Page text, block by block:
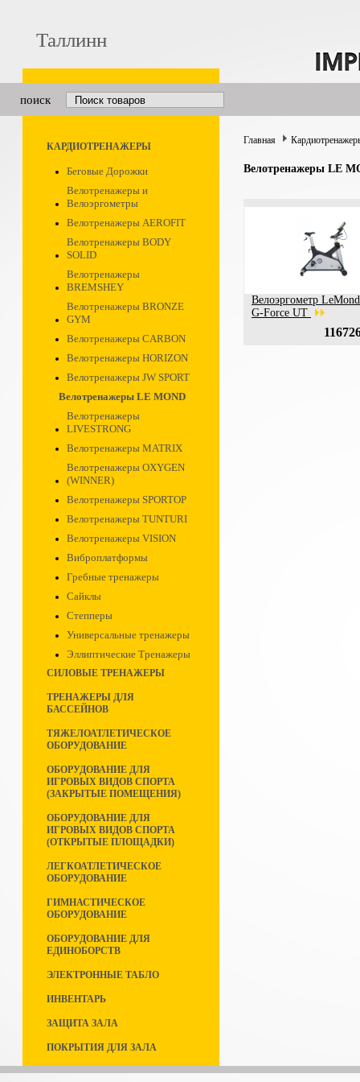
Таллинн
поиск
КАРДИОТРЕНАЖЕРЫ
Беговые Дорожки
Велотренажеры и
Велоэргометры
Велотренажеры AEROFIT
Велотренажеры BODY
SOLID
Велотренажеры
BREMSHEY
Велотренажеры BRONZE
GYM
Велотренажеры CARBON
Велотренажеры HORIZON
Велотренажеры JW SPORT
Велотренажеры LE MOND
Велотренажеры
LIVESTRONG
Велотренажеры MATRIX
Велотренажеры OXYGEN
(WINNER)
Велотренажеры SPORTOP
Велотренажеры TUNTURI
Велотренажеры VISION
Виброплатформы
Гребные тренажеры
Сайклы
Степперы
Универсальные тренажеры
Эллиптические Тренажеры
СИЛОВЫЕ ТРЕНАЖЕРЫ
ТРЕНАЖЕРЫ ДЛЯ
БАССЕЙНОВ
ТЯЖЕЛОАТЛЕТИЧЕСКОЕ
ОБОРУДОВАНИЕ
ОБОРУДОВАНИЕ ДЛЯ
ИГРОВЫХ ВИДОВ СПОРТА
(ЗАКРЫТЫЕ ПОМЕЩЕНИЯ)
ОБОРУДОВАНИЕ ДЛЯ
ИГРОВЫХ ВИДОВ СПОРТА
(ОТКРЫТЫЕ ПЛОЩАДКИ)
ЛЕГКОАТЛЕТИЧЕСКОЕ
ОБОРУДОВАНИЕ
ГИМНАСТИЧЕСКОЕ
ОБОРУДОВАНИЕ
ОБОРУДОВАНИЕ ДЛЯ
ЕДИНОБОРСТВ
ЭЛЕКТРОННЫЕ ТАБЛО
ИНВЕНТАРЬ
ЗАЩИТА ЗАЛА
ПОКРЫТИЯ ДЛЯ ЗАЛА
Главная
Велотренажеры LE
Велоэргометр
G-Force UT